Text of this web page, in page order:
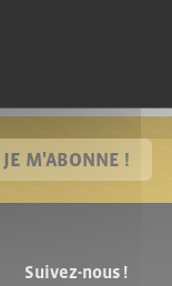
JE M'ABONNE !
Suivez-nous !